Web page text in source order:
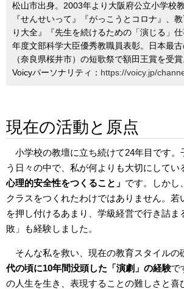
松山市出身。2003年より大阪府公立小学校
『せんせいって』『がっこうとコロナ』、
り大全』『先生を続けるための「演じる」
年度文部科学大臣優秀教職員表彰。日本最
（奈良県桜井市）の短歌祭で額田王賞を受
Voicyパーソナリティ： https://voicy.jp/
現在の活動と原点
小学校の教壇に立ち続けて24年目です。
う日々の中で、私が何よりも大切にしてい
心理的安全性をつくること」 です。しかし
クラスをつくれたわけではありません。若
を押し付けるあまり、学級経営で行き詰ま
敗」も経験しました。
そんな私を救い、現在の教育スタイルの
代の頃に10年間没頭した「演劇」の経験で
の人生を生き、表現することの難しさと喜